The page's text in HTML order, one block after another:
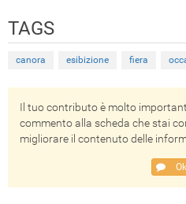
TAGS
canora esibizione fiera
Il tuo contributo è molto
commento alla scheda che stai
migliorare il contenuto delle